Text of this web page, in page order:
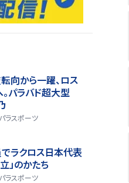
向から一躍、ロス
パラバド超大型
パラスポーツ
ラクロス日本代表
」のかたち
パラスポーツ